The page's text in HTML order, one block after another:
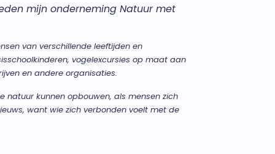
mijn onderneming Natuur met
van verschillende leeftijden en
vogelexcursies op maat aan
en andere organisaties.
kunnen opbouwen, als mensen zich
want wie zich verbonden voelt met de